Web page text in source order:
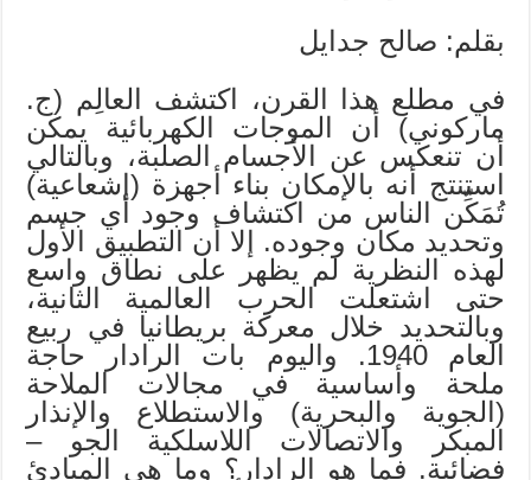
بقلم: صالح جدايل
في مطلع هذا القرن، اكتشف العالِم (ج.
ماركوني) أن الموجات الكهربائية يمكن
أن تنعكس عن الأجسام الصلبة، وبالتالي
استنتج أنه بالإمكان بناء أجهزة (إشعاعية)
تُمَكِّن الناس من اكتشاف وجود أي جسم
وتحديد مكان وجوده. إلا أن التطبيق الأول
لهذه النظرية لم يظهر على نطاق واسع
حتى اشتعلت الحرب العالمية الثانية،
وبالتحديد خلال معركة بريطانيا في ربيع
العام 1940. واليوم بات الرادار حاجة
ملحة وأساسية في مجالات الملاحة
(الجوية والبحرية) والاستطلاع والإنذار
المبكر والاتصالات اللاسلكية الجو –
فضائية. فما هو الرادار؟ وما هي المبادئ